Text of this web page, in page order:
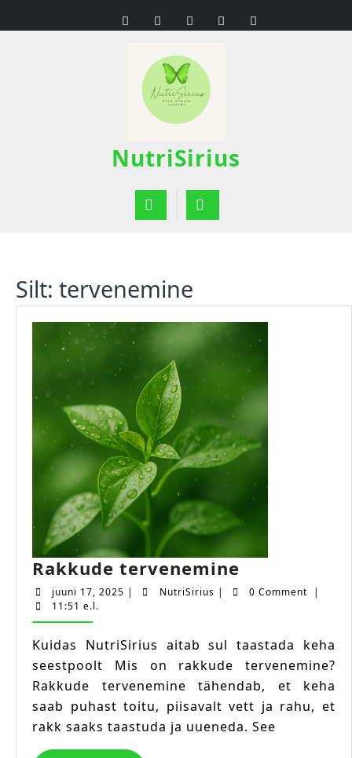
to
NutriSirius
Open
Silt: tervenemine
Rakkude tervenemine
juuni 17, 2025 juuni
| NutriSiriusNutriSirius
| 0 Comment
|
11:51 e.l.
Kuidas NutriSirius aitab sul taastada keha
seestpoolt Mis on rakkude tervenemine?
Rakkude tervenemine tähendab, et keha
saab puhast toitu, piisavalt vett ja rahu, et
rakk saaks taastuda ja uueneda. See